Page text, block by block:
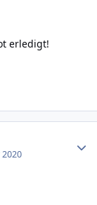
erledigt!
2020